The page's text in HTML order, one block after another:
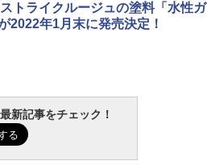
トライクルージュの塗料「水性ガ
2022年1月末に発売決定！
新記事をチェック！